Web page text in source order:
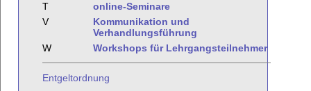
T
online-Seminare
V
Kommunikation und
Verhandlungsführung
W
Workshops für Lehrgangsteilnehmer
Entgeltordnung